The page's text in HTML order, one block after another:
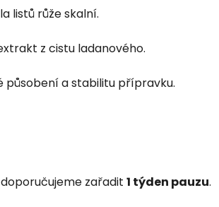
listů růže skalní.
z cistu ladanového.
působení a stabilitu přípravku.
zařadit 1 týden pauzu.